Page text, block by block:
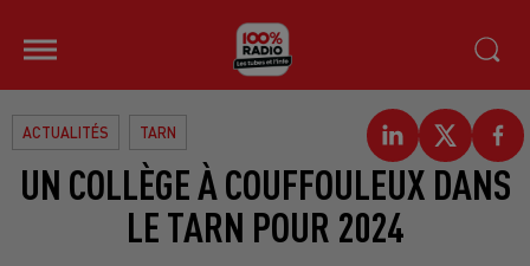
ACTUALITÉS TARN
UN COLLÈGE À COUFFOULEUX DANS
LE TARN POUR 2024